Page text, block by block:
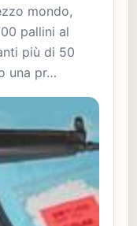
mondo,
pallini al
più di 50
una pr…